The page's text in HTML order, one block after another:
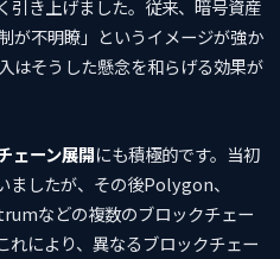
引き上げました。従来、暗号資産
が不明瞭」というイメージが強か
はそうした懸念を和らげる効果が
ェーン展開にも積極的です。当初
ましたが、その後Polygon、
などの複数のブロックチェー
れにより、異なるブロックチェー